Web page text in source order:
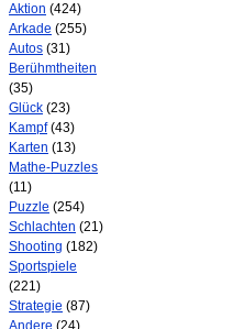
Aktion (424)
Arkade (255)
Autos (31)
Berühmtheiten
(35)
Glück (23)
Kampf(43)
Karten (13)
Mathe-Puzzles
(11)
Puzzle (254)
Schlachten (21)
Shooting (182)
Sportspiele
(221)
Strategie (87)
Andere (24)